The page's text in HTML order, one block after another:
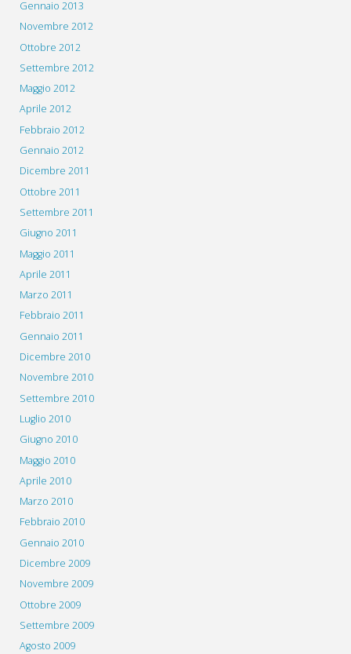
Gennaio 2013
Novembre 2012
Ottobre 2012
Settembre 2012
Maggio 2012
Aprile 2012
Febbraio 2012
Gennaio 2012
Dicembre 2011
Ottobre 2011
Settembre 2011
Giugno 2011
Maggio 2011
Aprile 2011
Marzo 2011
Febbraio 2011
Gennaio 2011
Dicembre 2010
Novembre 2010
Settembre 2010
Luglio 2010
Giugno 2010
Maggio 2010
Aprile 2010
Marzo 2010
Febbraio 2010
Gennaio 2010
Dicembre 2009
Novembre 2009
Ottobre 2009
Settembre 2009
Agosto 2009